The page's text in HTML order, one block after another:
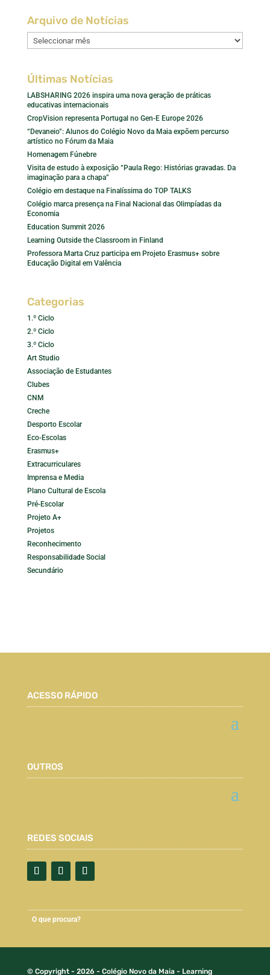
Arquivo de Notícias
Arquivo
de
Últimas Notícias
LABSHARING 2026 inspira uma nova geração de práticas
educativas internacionais
CropVision representa Portugal no Gen-E Europe 2026
“Devaneio”: Alunos do Colégio Novo da Maia expõem percurso
artístico no Fórum da Maia
Homenagem Fúnebre
Visita de estudo à exposição “Paula Rego: Histórias gravadas. Da
imaginação para a chapa”
Colégio em destaque na Finalíssima do TOP TALKS
Colégio marca presença na Final Nacional das Olimpíadas da
Economia
Education Summit 2026
Learning Outside the Classroom in Finland
Professora Marta Cruz participa em Projeto Erasmus+ sobre
Educação Digital em Valência
Categorias
1.º Ciclo
2.º Ciclo
3.º Ciclo
Art Studio
Associação de Estudantes
Clubes
CNM
Creche
Desporto Escolar
Eco-Escolas
Erasmus+
Extracurriculares
Imprensa e Media
Plano Cultural de Escola
Pré-Escolar
Projeto A+
Projetos
Reconhecimento
Responsabilidade Social
Secundário
ACESSO RÁPIDO
OUTROS
REDES SOCIAIS
© Copyright - 2026 - Colégio Novo da Maia - Learning